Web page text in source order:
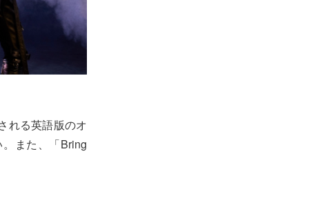
れる英語版のオ
また、「Bring